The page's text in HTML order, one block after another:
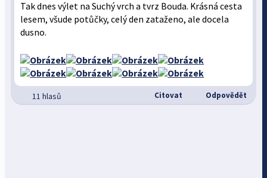
Tak dnes výlet na Suchý vrch a tvrz Bouda. Krásná cesta
lesem, všude potůčky, celý den zataženo, ale docela
dusno.
11 hlasů Citovat Odpovědět